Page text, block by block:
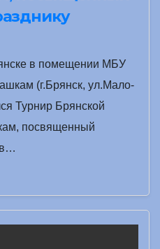
в помещении МБУ
(г.Брянск, ул.Мало-
Турнир Брянской
посвященный
в…